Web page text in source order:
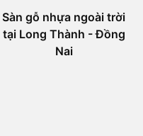
Sàn gỗ nhựa ngoài trời
tại Long Thành - Đồng
Nai